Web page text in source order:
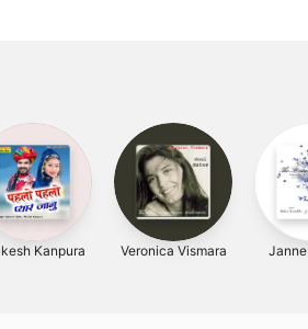
Kanpura Veronica Vismara